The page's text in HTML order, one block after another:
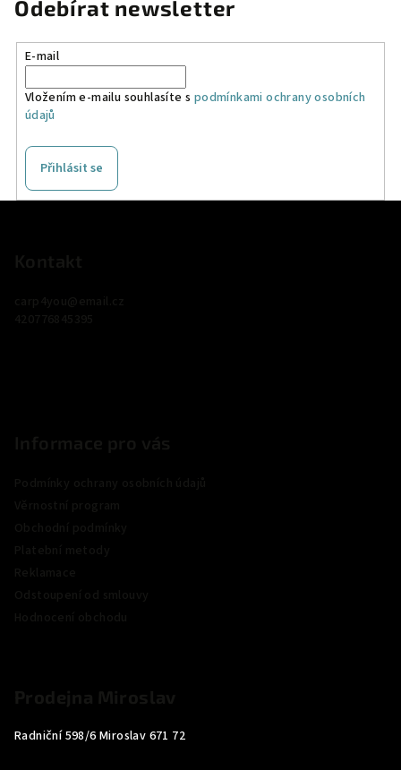
Odebírat newsletter
E-mail
Vložením e-mailu souhlasíte s podmínkami ochrany osobních
údajů
Přihlásit se
Radniční 598/6 Miroslav 671 72